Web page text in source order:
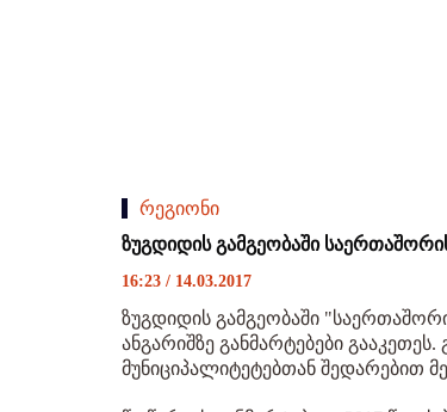
რეგიონი
ზუგდიდის გამგეობაში
16:23 / 14.03.2017
ზუგდიდის გამგეობაში
ანგარიშზე განმარტებები
მუნიციპალიტეტებთან შედარებით